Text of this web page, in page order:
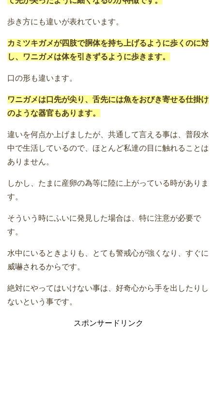
歩き方にも違いが表れています。
カミツキガメが四肢で胴体を持ち上げるように歩くのに対
し、ワニガメは体を引きずるように歩きます。
口の形も違います。
ワニガメは口先が尖り、舌先には魚をおびき寄せる仕掛け
のような器官もあります。
違いを何点か上げましたが、共通して言える事は、普段水
中で生活しているので、ほとんど私達の目に触れることは
ありません。
しかし、たまに産卵の為等に陸に上がっている時がありま
す。
そういう時にふいに発見した場合は、特に注意が必要で
す。
水中にいるときよりも、とても警戒心が強くなり、すぐに
威嚇されるからです。
絶対にやってはいけない事は、好奇心から手を出したりし
ないという事です。
スポンサードリンク